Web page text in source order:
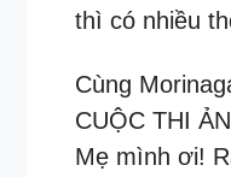
thì có nhiều
Cùng
CUỘC THI
Mẹ mình ơi!